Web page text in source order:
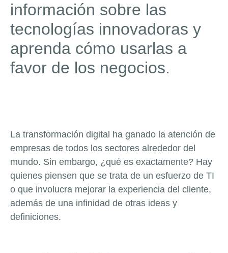
información sobre las
tecnologías innovadoras y
aprenda cómo usarlas a
favor de los negocios.
La transformación digital ha ganado la atención de
empresas de todos los sectores alrededor del
mundo. Sin embargo, ¿qué es exactamente? Hay
quienes piensen que se trata de un esfuerzo de TI
o que involucra mejorar la experiencia del cliente,
además de una infinidad de otras ideas y
definiciones.